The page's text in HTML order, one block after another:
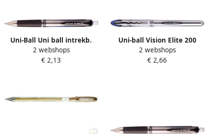
Uni-Ball Uni ball intrekb.
roller Signo Broad GeI
Impact RT blauw
2 webshops
€ 2,13
Uni-ball Vision Elite 200
roller schrijfbreedte 0 6 mm
punt 0 8 mm blauw
2 webshops
€ 2,66